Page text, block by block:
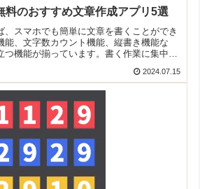
料のおすすめ文章作成アプリ5選
、スマホでも簡単に文章を書くことができ
能、文字数カウント機能、縦書き機能な
つ機能が揃っています。書く作業に集中で
2024.07.15